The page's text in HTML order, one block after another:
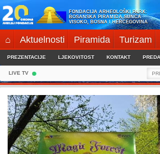
Skip
to
content
FONDACIJA ARHEOLOŠKI PARK:
BOSANSKA PIRAMIDA SUNCA
VISOKO, BOSNA I HERCEGOVINA
⌂ Aktuelnosti Piramida Turizam
PREZENTACIJE LJEKOVITOST KONTAKT
LIVE TV
for: